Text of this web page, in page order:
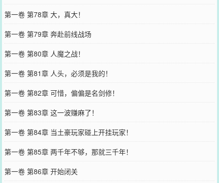
第一卷 第78章 大，真大！
第一卷 第79章 奔赴前线战场
第一卷 第80章 人魔之战！
第一卷 第81章 人头，必须是我的！
第一卷 第82章 可惜，偏偏是名剑修！
第一卷 第83章 这一波赚麻了！
第一卷 第84章 当土豪玩家碰上开挂玩家！
第一卷 第85章 两千年不够，那就三千年！
第一卷 第86章 开始闭关